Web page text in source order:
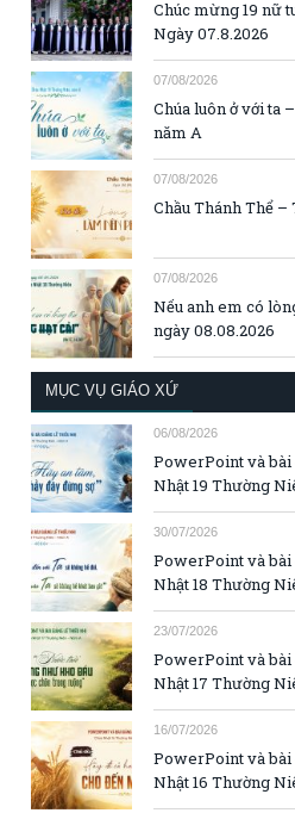
Chúc mừng 19 nữ
Ngày 07.8.2026
07/08/2026
Chúa luôn ở với ta
năm A
07/08/2026
Chầu Thánh Thể –
07/08/2026
Nếu anh em có
ngày 08.08.2026
MỤC VỤ GIÁO XỨ
06/08/2026
PowerPoint và bài
Nhật 19 Thường
30/07/2026
PowerPoint và bài
Nhật 18 Thường
23/07/2026
PowerPoint và bài
Nhật 17 Thường
16/07/2026
PowerPoint và bài
Nhật 16 Thường